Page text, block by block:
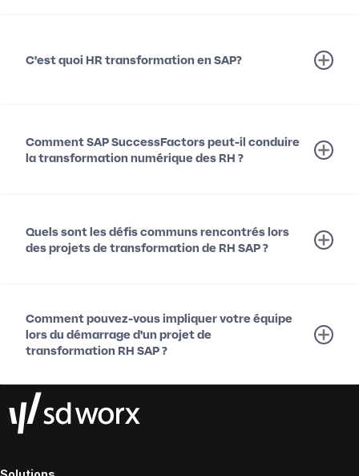
C'est quoi HR transformation en SAP?
Comment SAP SuccessFactors peut-il conduire
la transformation numérique des RH ?
Quels sont les défis communs rencontrés lors
des projets de transformation de RH SAP ?
Comment pouvez-vous impliquer votre équipe
lors du démarrage d'un projet de
transformation RH SAP ?